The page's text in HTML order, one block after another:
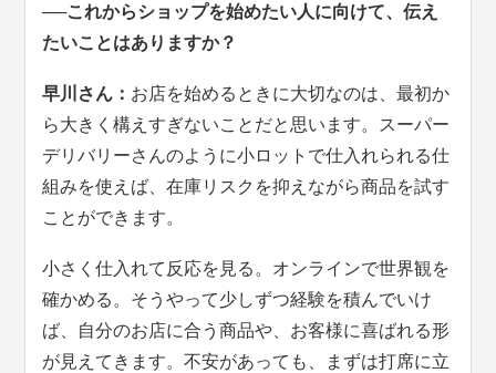
──これからショップを始めたい人に向けて、伝え
たいことはありますか？
早川さん： お店を始めるときに大切なのは、最初か
ら大きく構えすぎないことだと思います。スーパー
デリバリーさんのように小ロットで仕入れられる仕
組みを使えば、在庫リスクを抑えながら商品を試す
ことができます。
小さく仕入れて反応を見る。オンラインで世界観を
確かめる。そうやって少しずつ経験を積んでいけ
ば、自分のお店に合う商品や、お客様に喜ばれる形
が見えてきます。不安があっても、まずは打席に立